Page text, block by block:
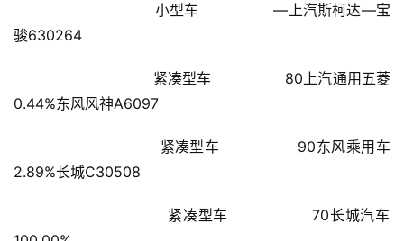
经
商
技
经
骏630264
0.44%东风风神A6097
2.89%长城C30508